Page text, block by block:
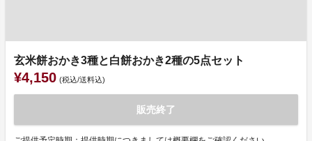
玄米餅おかき3種と白餅おかき2種の5点セット
¥4,150 (税込/送料込)
販売終了